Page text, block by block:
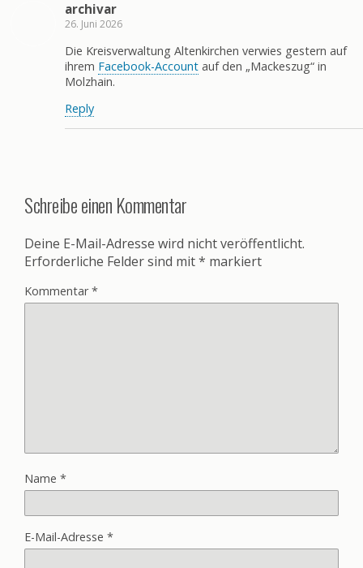
archivar
26. Juni 2026
Die Kreisverwaltung Altenkirchen verwies gestern auf
ihrem Facebook-Account auf den „Mackeszug“ in
Molzhain.
Reply
Schreibe einen Kommentar
Deine E-Mail-Adresse wird nicht veröffentlicht.
Erforderliche Felder sind mit* markiert
Kommentar*
Name *
E-Mail-Adresse *